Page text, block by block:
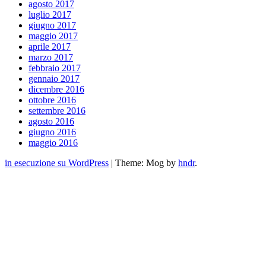
agosto 2017
luglio 2017
giugno 2017
maggio 2017
aprile 2017
marzo 2017
febbraio 2017
gennaio 2017
dicembre 2016
ottobre 2016
settembre 2016
agosto 2016
giugno 2016
maggio 2016
in esecuzione su WordPress | Theme: Mog by hndr.